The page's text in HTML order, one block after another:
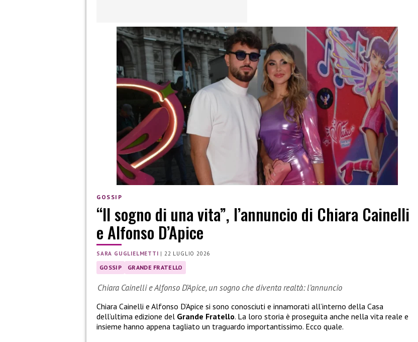
GOSSIP
“Il sogno di una vita”, l’annuncio di Chiara Cainelli
e Alfonso D’Apice
SARA GUGLIELMETTI |22 LUGLIO 2026
GOSSIP GRANDE FRATELLO
Chiara Cainelli e Alfonso D’Apice, un sogno che diventa realtà: l’annuncio
Chiara Cainelli e Alfonso D’Apice si sono conosciuti e innamorati all’interno della Casa
dell’ultima edizione del Grande Fratello. La loro storia è proseguita anche nella vita reale e
insieme hanno appena tagliato un traguardo importantissimo. Ecco quale.